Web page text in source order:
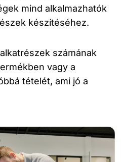
mind alkalmazhatók
készítéséhez.
számának
vagy a
tételét, ami jó a